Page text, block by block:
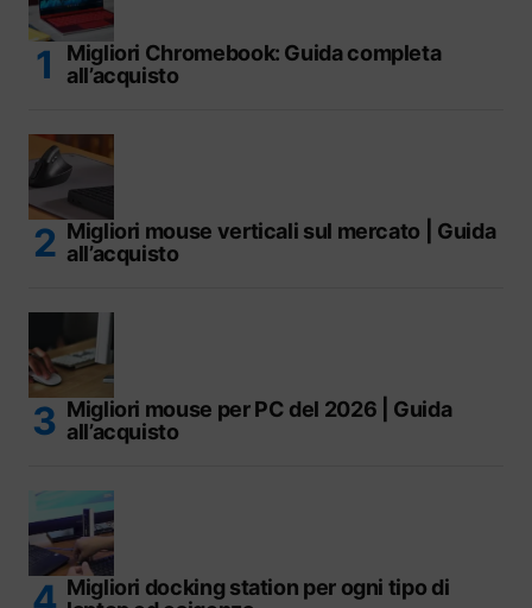
Migliori Chromebook: Guida completa
all’acquisto
Migliori mouse verticali sul mercato | Guida
all’acquisto
Migliori mouse per PC del 2026 | Guida
all’acquisto
Migliori docking station per ogni tipo di